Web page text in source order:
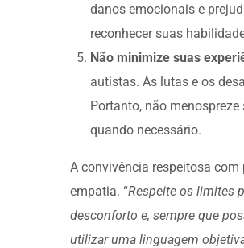
danos emocionais e
reconhecer suas
Não minimize suas
autistas. As lutas e os
Portanto, não
quando necessário.
A convivência respeitosa
empatia. “Respeite os limites
desconforto e, sempre que
utilizar uma linguagem